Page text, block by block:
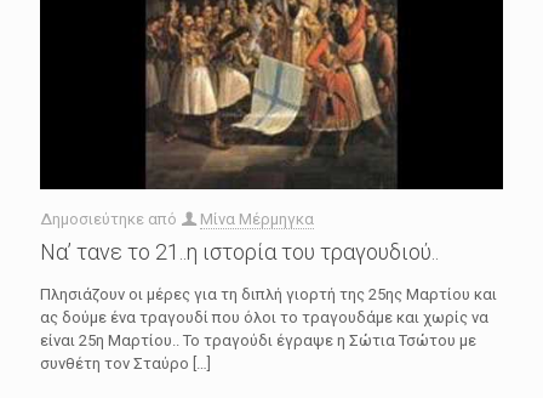
Δημοσιεύτηκε από Μίνα Μέρμηγκα
Να’ τανε το 21..η ιστορία του τραγουδιού..
Πλησιάζουν οι μέρες για τη διπλή γιορτή της 25ης Μαρτίου και
ας δούμε ένα τραγουδί που όλοι το τραγουδάμε και χωρίς να
είναι 25η Μαρτίου.. Το τραγούδι έγραψε η Σώτια Τσώτου με
συνθέτη τον Σταύρο […]